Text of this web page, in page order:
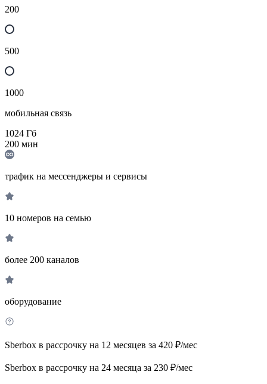
200
500
1000
мобильная связь
1024 Гб
200 мин
трафик на мессенджеры и сервисы
10 номеров на семью
более 200 каналов
оборудование
Sberbox в рассрочку на 12 месяцев за 420 ₽/мес
Sberbox в рассрочку на 24 месяца за 230 ₽/мес